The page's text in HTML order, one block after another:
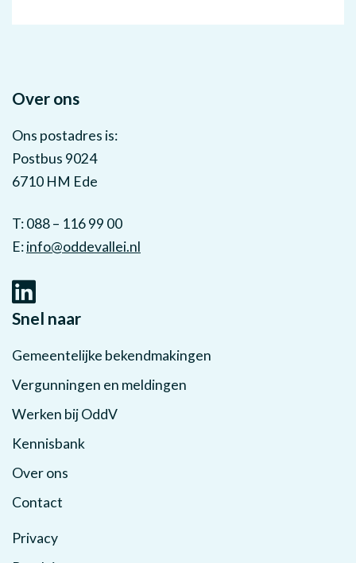
Over ons
Ons postadres is:
Postbus 9024
6710 HM Ede
T: 088 – 116 99 00
E:info@oddevallei.nl
Snel naar
Gemeentelijke bekendmakingen
Vergunningen en meldingen
Werken bij OddV
Kennisbank
Over ons
Contact
Privacy